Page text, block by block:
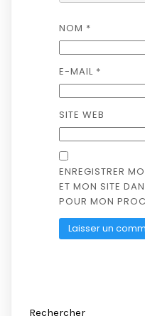
NOM *
E-MAIL *
SITE WEB
ENREGISTRER
ET MON SITE
POUR MON
Rechercher